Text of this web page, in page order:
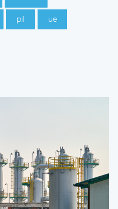
pil ue